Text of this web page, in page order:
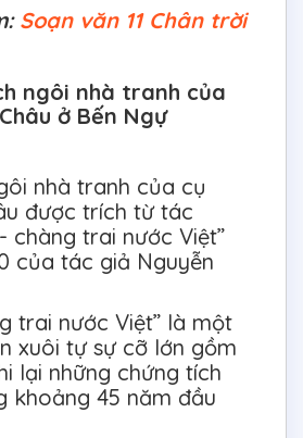
Soạn văn 11 Chân trời
ngôi nhà tranh của
ở Bến Ngự
nhà tranh của cụ
được trích từ tác
chàng trai nước Việt”
của tác giả Nguyễn
trai nước Việt” là một
xuôi tự sự cỡ lớn gồm
lại những chứng tích
khoảng 45 năm đầu